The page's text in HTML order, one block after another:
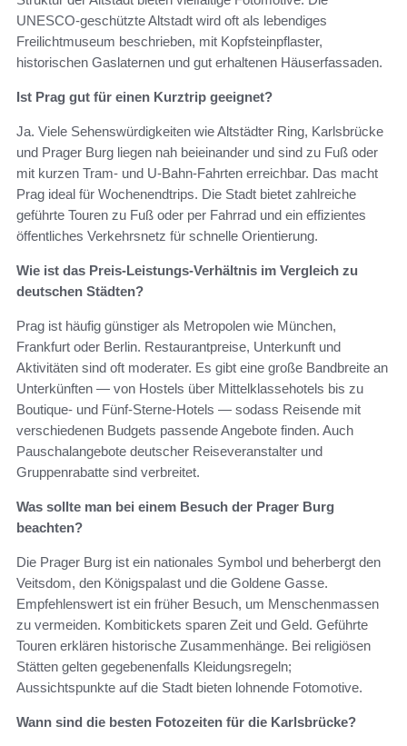
UNESCO-geschützte Altstadt wird oft als lebendiges
Freilichtmuseum beschrieben, mit Kopfsteinpflaster,
historischen Gaslaternen und gut erhaltenen Häuserfassaden.
Ist Prag gut für einen Kurztrip geeignet?
Ja. Viele Sehenswürdigkeiten wie Altstädter Ring, Karlsbrücke
und Prager Burg liegen nah beieinander und sind zu Fuß oder
mit kurzen Tram- und U-Bahn-Fahrten erreichbar. Das macht
Prag ideal für Wochenendtrips. Die Stadt bietet zahlreiche
geführte Touren zu Fuß oder per Fahrrad und ein effizientes
öffentliches Verkehrsnetz für schnelle Orientierung.
Wie ist das Preis-Leistungs-Verhältnis im Vergleich zu
deutschen Städten?
Prag ist häufig günstiger als Metropolen wie München,
Frankfurt oder Berlin. Restaurantpreise, Unterkunft und
Aktivitäten sind oft moderater. Es gibt eine große Bandbreite an
Unterkünften — von Hostels über Mittelklassehotels bis zu
Boutique- und Fünf-Sterne-Hotels — sodass Reisende mit
verschiedenen Budgets passende Angebote finden. Auch
Pauschalangebote deutscher Reiseveranstalter und
Gruppenrabatte sind verbreitet.
Was sollte man bei einem Besuch der Prager Burg
beachten?
Die Prager Burg ist ein nationales Symbol und beherbergt den
Veitsdom, den Königspalast und die Goldene Gasse.
Empfehlenswert ist ein früher Besuch, um Menschenmassen
zu vermeiden. Kombitickets sparen Zeit und Geld. Geführte
Touren erklären historische Zusammenhänge. Bei religiösen
Stätten gelten gegebenenfalls Kleidungsregeln;
Aussichtspunkte auf die Stadt bieten lohnende Fotomotive.
Wann sind die besten Fotozeiten für die Karlsbrücke?